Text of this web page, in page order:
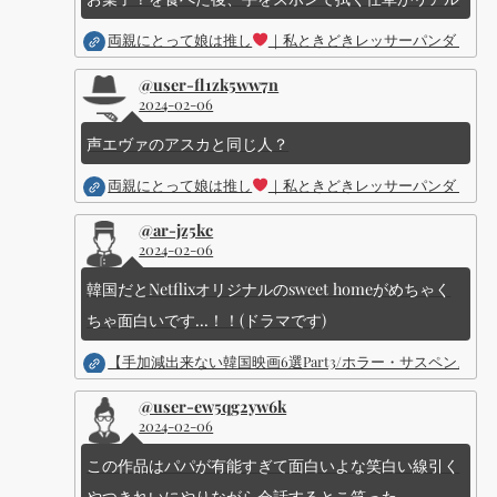
両親にとって娘は推し ｜私ときどきレッサーパンダ ｜
@user-fl1zk5ww7n
2024-02-06
声エヴァのアスカと同じ人？
両親にとって娘は推し ｜私ときどきレッサーパンダ ｜
@ar-jz5kc
2024-02-06
韓国だとNetflixオリジナルのsweet homeがめちゃく
ちゃ面白いです...！！(ドラマです)
【手加減出来ない韓国映画6選Part3/ホラー・サスペンス
@user-ew5qg2yw6k
2024-02-06
この作品はパパが有能すぎて面白いよな笑白い線引く